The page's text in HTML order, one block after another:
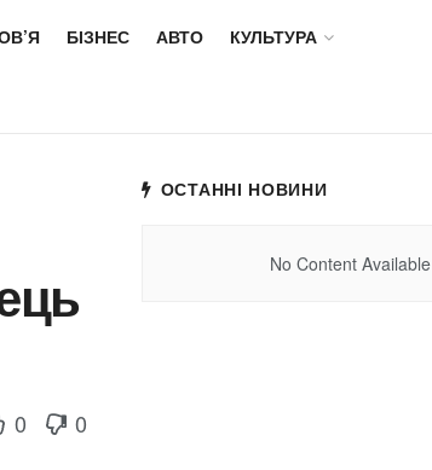
БІЗНЕС АВТО КУЛЬТУРА
0 0
ОСТАННІ НОВИНИ
No Content Available